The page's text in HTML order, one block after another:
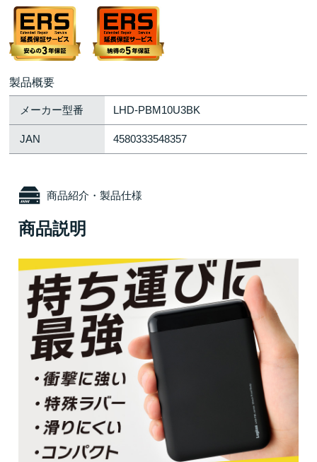
製品概要
メーカー型番 LHD-PBM10U3BK
JAN 4580333548357
商品紹介・製品仕様
商品説明